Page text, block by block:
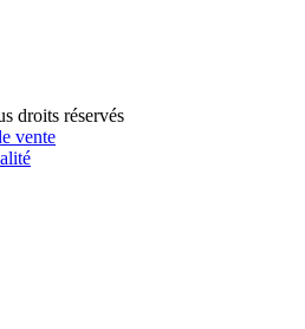
droits réservés
vente